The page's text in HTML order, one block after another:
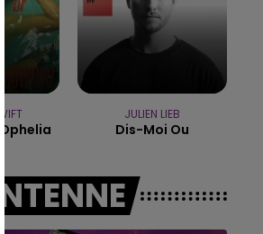
JULIEN LIEB
Dis-Moi Ou